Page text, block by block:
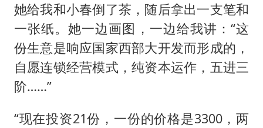
她给我和小春倒了茶，随后拿出一支笔和
一张纸。她一边画图，一边给我讲：“这
份生意是响应国家西部大开发而形成的，
自愿连锁经营模式，纯资本运作，五进三
阶……”
“现在投资21份，一份的价格是3300，两